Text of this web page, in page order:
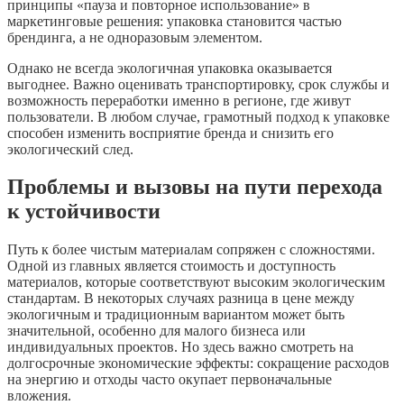
принципы «пауза и повторное использование» в
маркетинговые решения: упаковка становится частью
брендинга, а не одноразовым элементом.
Однако не всегда экологичная упаковка оказывается
выгоднее. Важно оценивать транспортировку, срок службы и
возможность переработки именно в регионе, где живут
пользователи. В любом случае, грамотный подход к упаковке
способен изменить восприятие бренда и снизить его
экологический след.
Проблемы и вызовы на пути перехода
к устойчивости
Путь к более чистым материалам сопряжен с сложностями.
Одной из главных является стоимость и доступность
материалов, которые соответствуют высоким экологическим
стандартам. В некоторых случаях разница в цене между
экологичным и традиционным вариантом может быть
значительной, особенно для малого бизнеса или
индивидуальных проектов. Но здесь важно смотреть на
долгосрочные экономические эффекты: сокращение расходов
на энергию и отходы часто окупает первоначальные
вложения.